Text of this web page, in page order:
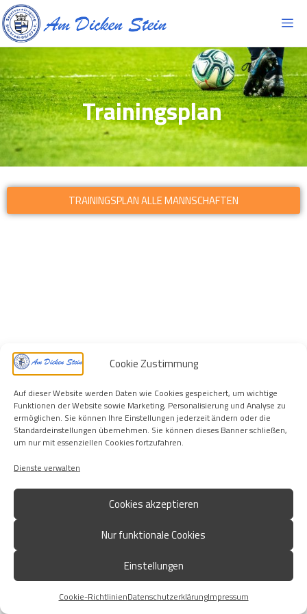
Cookie Zustimmung
Auf dieser Website werden Daten wie Cookies gespeichert, um wichtige
Funktionen der Website sowie Marketing, Personalisierung und Analyse zu
ermöglichen. Sie können Ihre Einstellungen jederzeit ändern oder die
Standardeinstellungen übernehmen. Sie können dieses Banner schließen,
um nur mit essenziellen Cookies fortzufahren.
Dienste verwalten
Cookies akzeptieren
Nur funktionale Cookies
Einstellungen
Cookie-RichtlinienDatenschutzerklärungImpressum
Trainingsplan
TRAININGSPLAN ALLE MANNSCHAFTEN
Impressum Datenschutzerklärung
Cookie-Richtlinien
© 2026 | sterkrade06-07.de